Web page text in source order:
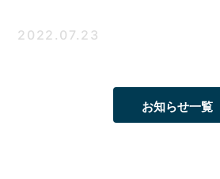
2022.07.23
お知らせ一覧